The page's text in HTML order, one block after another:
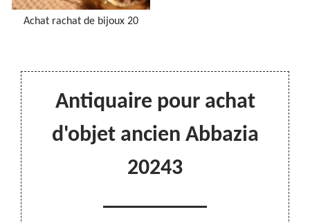
Achat rachat de bijoux 20
Antiquaire pour achat
d'objet ancien Abbazia
20243